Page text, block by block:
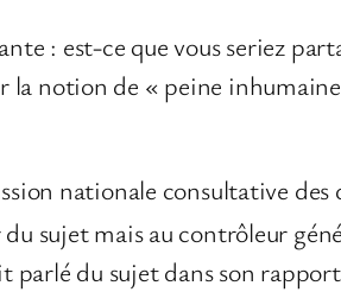
: est-ce que vous seriez
la notion de « peine
nationale consultative
du sujet mais au contrôleur
parlé du sujet dans son